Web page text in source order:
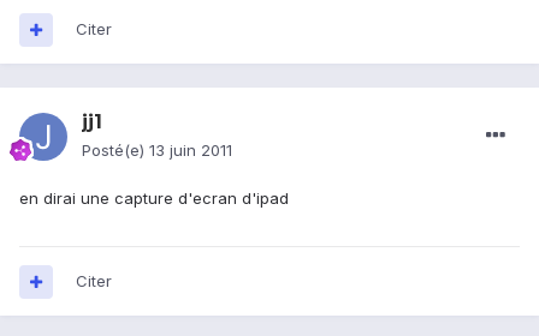
Citer
jj1
Posté(e) 13 juin 2011
en dirai une capture d'ecran d'ipad
Citer